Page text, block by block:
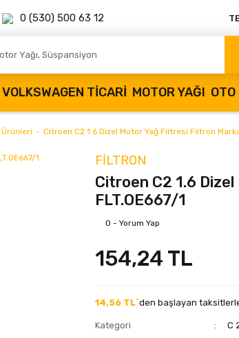
0 (530) 500 63 12
VOLKSWAGEN TICARI MOTOR YAĞI
Citroen C2 1.6 Dizel Motor Yağ Filtresi Filtron Marka
FILTRON
Citroen C2 1.6
FLT.OE667/1
0 - Yorum Yap
154,24 TL
14,56 TL`den başlayan
Kategori
C